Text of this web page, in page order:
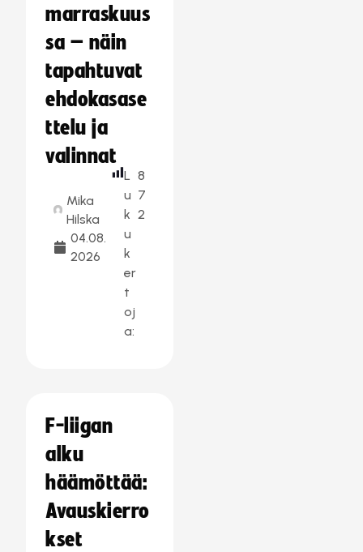
marraskuus
sa – näin
tapahtuvat
ehdokasase
ttelu ja
valinnat
Mika
Hilska
04.08.
2026
L
u
k
u
k
er
t
oj
a:
8
7
2
F-liigan
alku
häämöttää:
Avauskierro
kset